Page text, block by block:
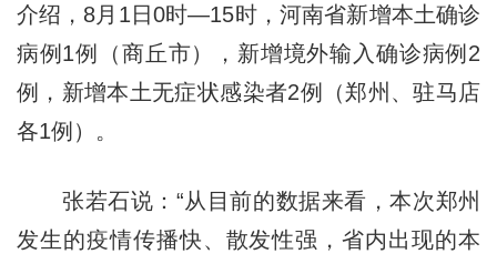
介绍，8月1日0时—15时，河南省新增本土确诊
病例1例（商丘市），新增境外输入确诊病例2
例，新增本土无症状感染者2例（郑州、驻马店
各1例）。
张若石说：“从目前的数据来看，本次郑州
发生的疫情传播快、散发性强，省内出现的本